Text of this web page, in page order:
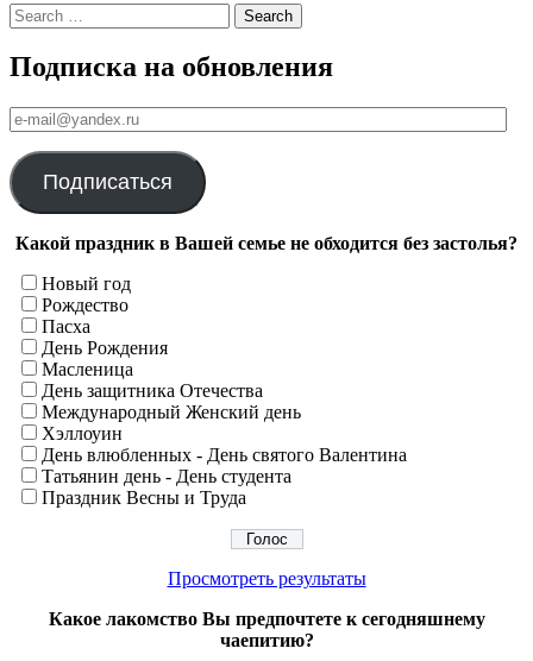
Search
Подписка на обновления
е-
mail@yandex.ru
Подписаться
Какой праздник в Вашей семье не обходится без застолья?
Новый год
Рождество
Пасха
День Рождения
Масленица
День защитника Отечества
Международный Женский день
Хэллоуин
День влюбленных - День святого Валентина
Татьянин день - День студента
Праздник Весны и Труда
Просмотреть результаты
Какое лакомство Вы предпочтете к сегодняшнему
чаепитию?